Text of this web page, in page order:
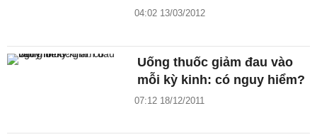
04:02 13/03/2012
Uống thuốc giảm đau vào
mỗi kỳ kinh: có nguy hiểm?
07:12 18/12/2011